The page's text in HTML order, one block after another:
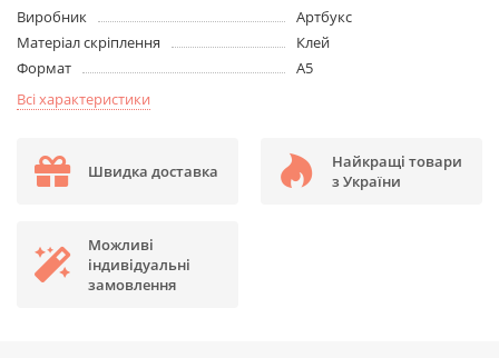
Виробник
Артбукс
Матеріал cкріплення
Клей
Формат
А5
Всі характеристики
Швидка доставка
Найкращі товари
з України
Можливі
індивідуальні
замовлення